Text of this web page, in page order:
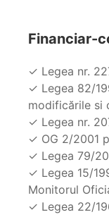
Financiar-
✓ Legea nr.
✓ Legea 82/
modificările si
✓ Legea nr.
✓ OG 2/2001
✓ Legea 79/
✓ Legea 15/
Monitorul
✓ Legea 22/